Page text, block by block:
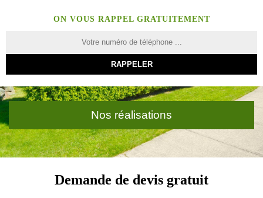
ON VOUS RAPPEL GRATUITEMENT
Nos réalisations
Demande de devis gratuit